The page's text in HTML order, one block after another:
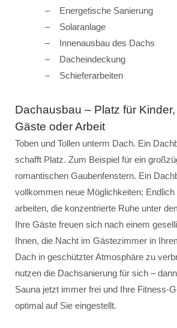
Energetische Sanierung
Solaranlage
Innenausbau des Dachs
Dacheindeckung
Schieferarbeiten
Dachausbau – Platz für
Gäste oder Arbeit
Toben und Tollen unterm Dach. Ein
schafft Platz. Zum Beispiel für ein
romantischen Gaubenfenstern. Ein
vollkommen neue Möglichkeiten:
arbeiten, die konzentrierte Ruhe unter
Ihre Gäste freuen sich nach einem
Ihnen, die Nacht im Gästezimmer in
Dach in geschützter Atmosphäre zu
nutzen die Dachsanierung für sich –
Sauna jetzt immer frei und Ihre Fitness-
optimal auf Sie eingestellt.